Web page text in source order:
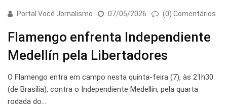
Portal Você Jornalismo 07/05/2026 (0) Comentários
Flamengo enfrenta Independiente
Medellín pela Libertadores
O Flamengo entra em campo nesta quinta-feira (7), às 21h30
(de Brasília), contra o Independiente Medellín, pela quarta
rodada do…